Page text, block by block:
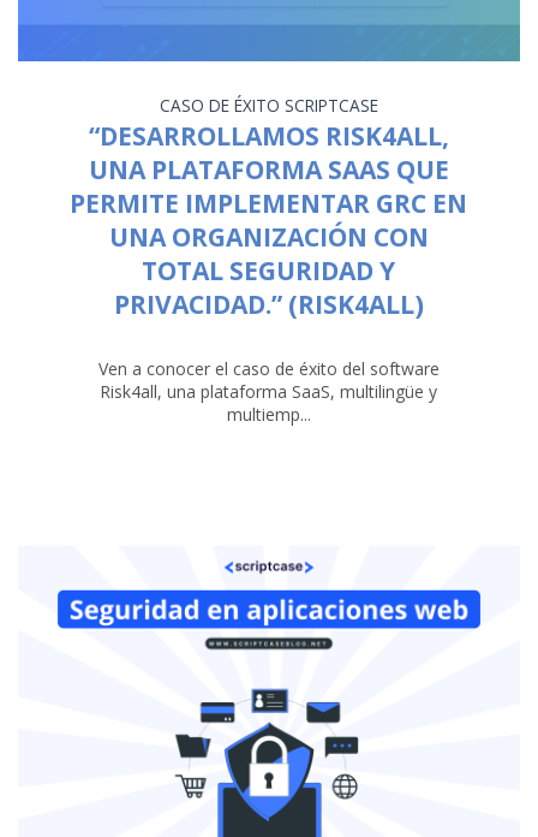
CASO DE ÉXITO SCRIPTCASE
“DESARROLLAMOS RISK4ALL,
UNA PLATAFORMA SAAS QUE
PERMITE IMPLEMENTAR GRC EN
UNA ORGANIZACIÓN CON
TOTAL SEGURIDAD Y
PRIVACIDAD.” (RISK4ALL)
Ven a conocer el caso de éxito del software
Risk4all, una plataforma SaaS, multilingüe y
multiemp...